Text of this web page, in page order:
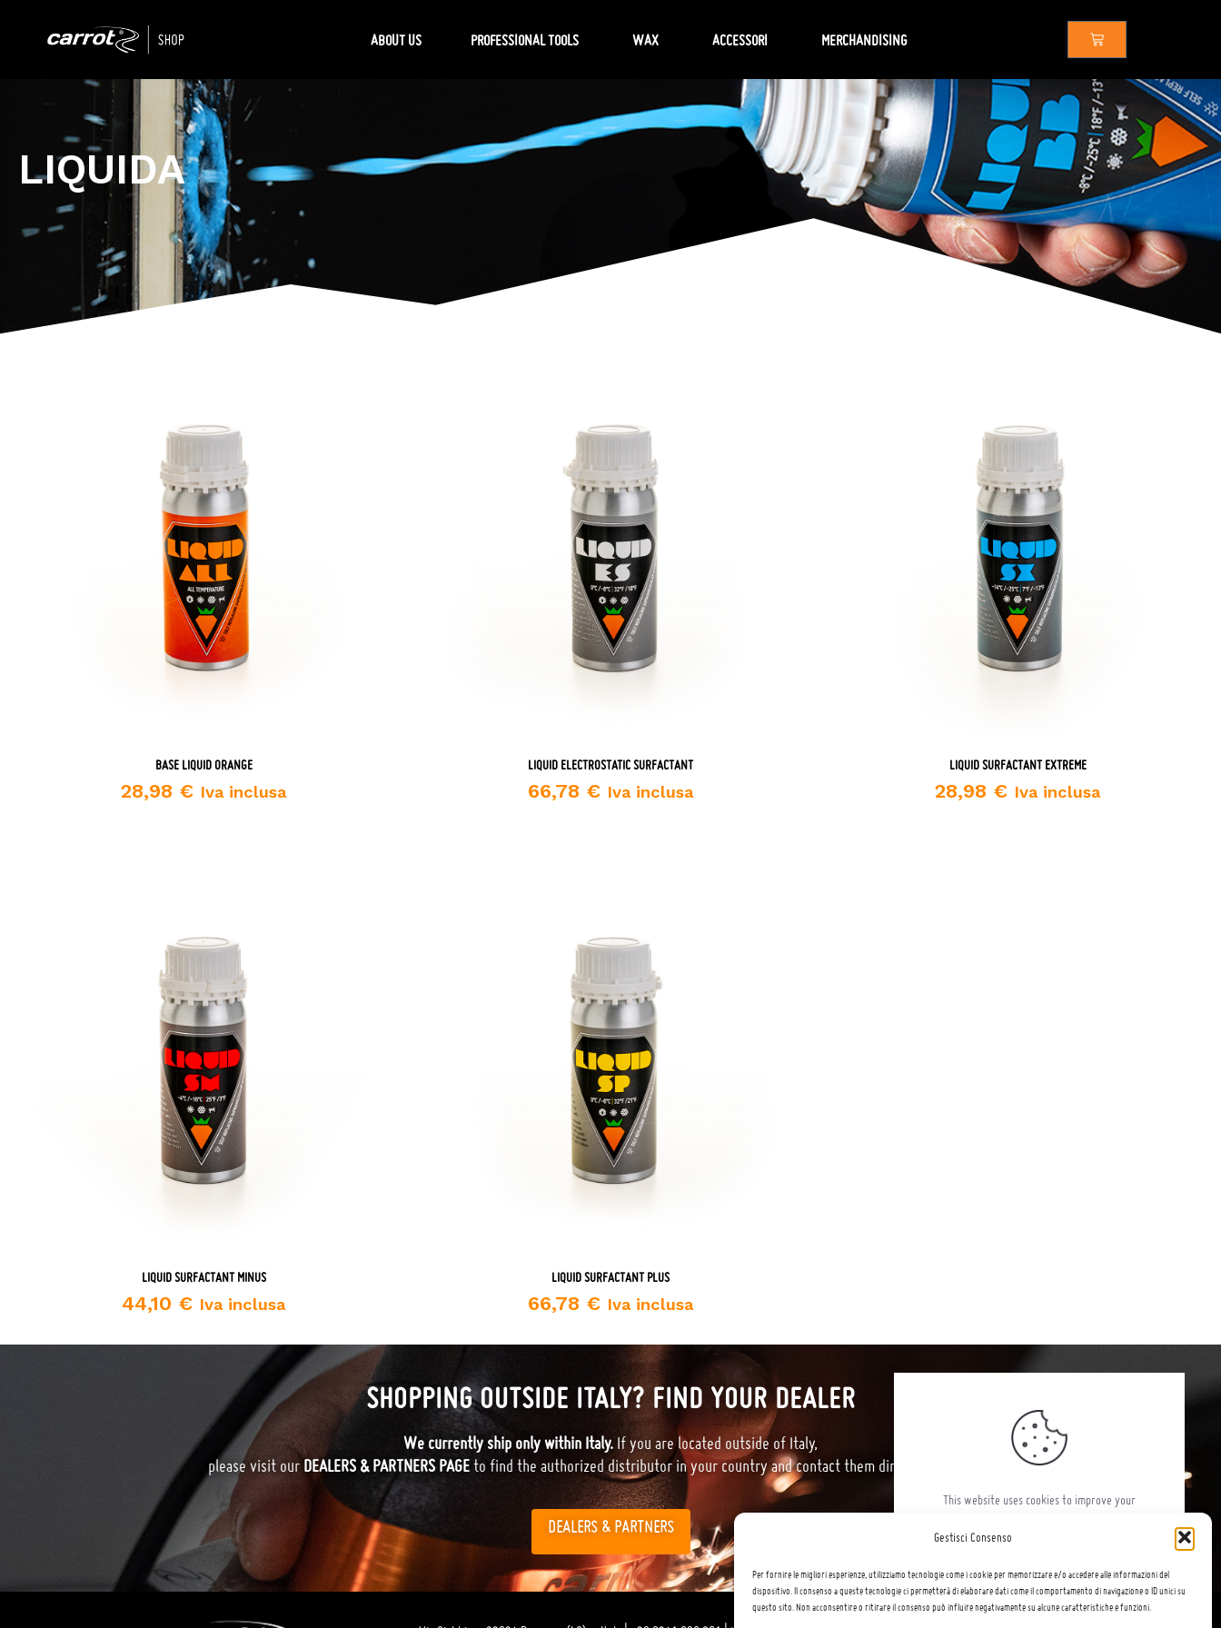
Gestisci Consenso
Per fornire le migliori esperienze, utilizziamo tecnologie come i cookie per memorizzare e/o accedere alle informazioni del
dispositivo. Il consenso a queste tecnologie ci permetterà di elaborare dati come il comportamento di navigazione o ID unici su
questo sito. Non acconsentire o ritirare il consenso può influire negativamente su alcune caratteristiche e funzioni.
ABOUT US PROFESSIONAL TOOLS WAX ACCESSORI MERCHANDISING
LIQUIDA
BASE LIQUID ORANGE
28,98 € Iva inclusa
LIQUID ELECTROSTATIC SURFACTANT
66,78 € Iva inclusa
LIQUID SURFACTANT EXTREME
28,98 € Iva inclusa
LIQUID SURFACTANT MINUS
44,10 € Iva inclusa
LIQUID SURFACTANT PLUS
66,78 € Iva inclusa
SHOPPING OUTSIDE ITALY? FIND YOUR DEALER
We currently ship only within Italy. If you are located outside of Italy,
please visit ourDEALERS & PARTNERS PAGEto find the authorized distributor in your country and contact them directly for purchases.
DEALERS & PARTNERS
This website uses cookies to improve your
ourDATA PROTECTION POLICY
READ MORE